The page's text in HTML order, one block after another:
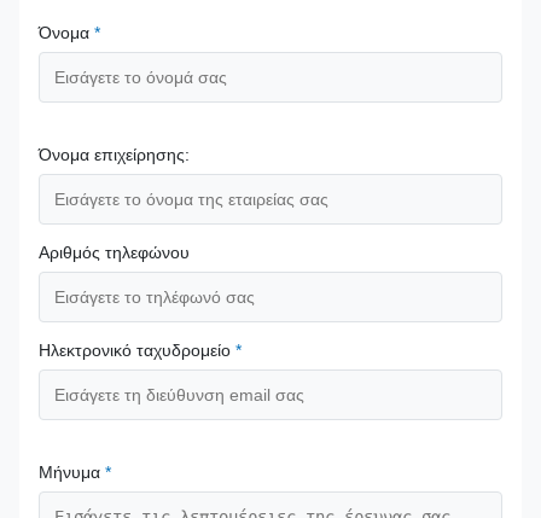
Όνομα *
Όνομα επιχείρησης:
Αριθμός τηλεφώνου
Ηλεκτρονικό ταχυδρομείο *
Μήνυμα *